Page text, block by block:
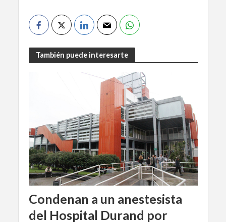
También puede interesarte
Condenan a un anestesista
del Hospital Durand por